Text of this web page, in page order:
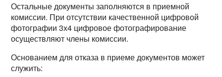
Остальные документы заполняются в приемной
комиссии. При отсутствии качественной цифровой
фотографии 3х4 цифровое фотографирование
осуществляют члены комиссии.
Основанием для отказа в приеме документов может
служить: